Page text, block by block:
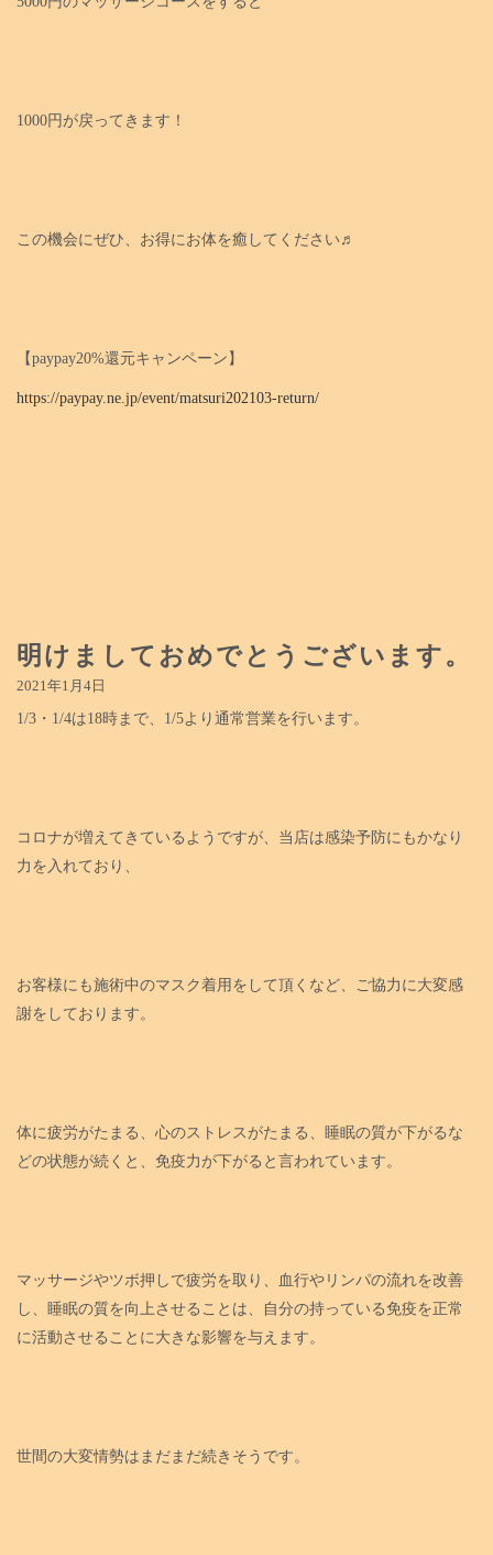
1000円が戻ってきます！
この機会にぜひ、お得にお体を癒してください♬
【paypay20%還元キャンペーン】
https://paypay.ne.jp/event/matsuri202103-return/
明けましておめでとうございます。
2021年1月4日
1/3・1/4は18時まで、1/5より通常営業を行います。
コロナが増えてきているようですが、当店は感染予防にもかなり
力を入れており、
お客様にも施術中のマスク着用をして頂くなど、ご協力に大変感
謝をしております。
体に疲労がたまる、心のストレスがたまる、睡眠の質が下がるな
どの状態が続くと、免疫力が下がると言われています。
マッサージやツボ押しで疲労を取り、血行やリンパの流れを改善
し、睡眠の質を向上させることは、自分の持っている免疫を正常
に活動させることに大きな影響を与えます。
世間の大変情勢はまだまだ続きそうです。